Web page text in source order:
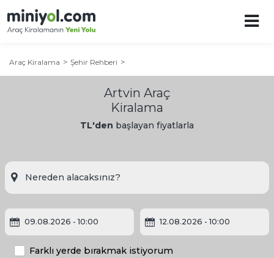
Araç Kiralama Şehir Rehberi
Artvin Araç
Kiralama
TL'den başlayan fiyatlarla
09.08.2026 - 10:00 12.08.2026 - 10:00
Farklı yerde bırakmak istiyorum
Artvin Şehir Rehberi
Artvin'e Ne Zaman Gidilir?